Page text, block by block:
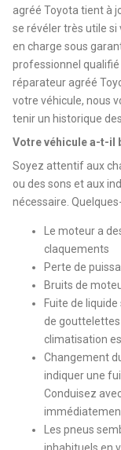
agréé Toyota tient à
se révéler très utile
en charge sous
professionnel
réparateur agréé
votre véhicule, nous
tenir un historique
Votre véhicule a-t-il
Soyez attentif aux
ou des sons et aux
nécessaire.
Le moteur a
claquements
Perte de
Bruits de
Fuite de
de
climatisation
Changement
indiquer une
Conduisez
Les pneus
inhabituels en